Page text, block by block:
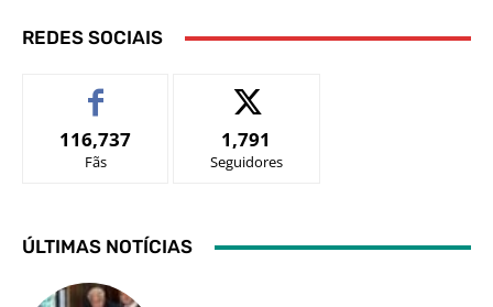
REDES SOCIAIS
116,737
Fãs
1,791
Seguidores
ÚLTIMAS NOTÍCIAS